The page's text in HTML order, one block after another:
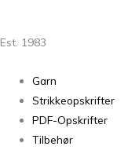
Est. 1983
Garn
Strikkeopskrifter
PDF-Opskrifter
Tilbehør